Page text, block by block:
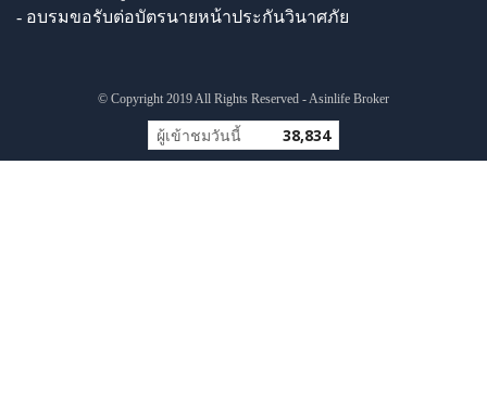
- อบรมขอรับต่อบัตรนายหน้าประกันวินาศภัย
© Copyright 2019 All Rights Reserved - Asinlife Broker
ผู้เข้าชมวันนี้ 38,834